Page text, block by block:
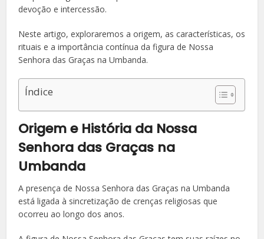
devoção e intercessão.
Neste artigo, exploraremos a origem, as características, os
rituais e a importância contínua da figura de Nossa
Senhora das Graças na Umbanda.
Índice
Origem e História da Nossa
Senhora das Graças na
Umbanda
A presença de Nossa Senhora das Graças na Umbanda
está ligada à sincretização de crenças religiosas que
ocorreu ao longo dos anos.